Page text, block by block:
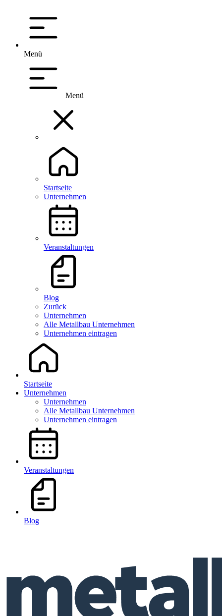
Menü
Menü
Startseite
Unternehmen
Veranstaltungen
Blog
Zurück
Unternehmen
Alle Metallbau Unternehmen
Unternehmen eintragen
Startseite
Unternehmen
Unternehmen
Alle Metallbau Unternehmen
Unternehmen eintragen
Veranstaltungen
Blog